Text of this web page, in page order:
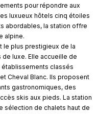
pour répondre aux
luxueux hôtels cinq étoiles
abordables, la station offre
alpine.
le plus prestigieux de la
luxe. Elle accueille de
classés
Cheval Blanc. Ils proposent
gastronomiques, des
skis aux pieds. La station
sélection de chalets haut de